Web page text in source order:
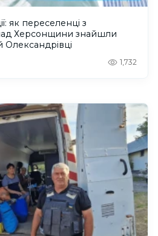
як переселенці з
Херсонщини знайшли
Олександрівці
1,732